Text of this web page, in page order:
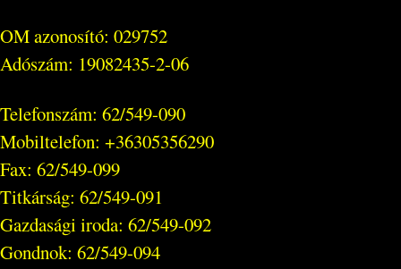
OM azonosító: 029752
Adószám: 19082435-2-06
Telefonszám: 62/549-090
Mobiltelefon: +36305356290
Fax: 62/549-099
Titkárság: 62/549-091
Gazdasági iroda: 62/549-092
Gondnok: 62/549-094